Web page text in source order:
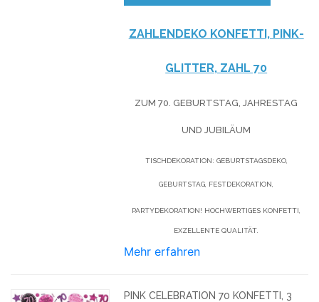
ZAHLENDEKO KONFETTI, PINK-
GLITTER, ZAHL 70
ZUM 70. GEBURTSTAG, JAHRESTAG
UND JUBILÄUM
TISCHDEKORATION: GEBURTSTAGSDEKO,
GEBURTSTAG, FESTDEKORATION,
PARTYDEKORATION! HOCHWERTIGES KONFETTI,
EXZELLENTE QUALITÄT.
Mehr erfahren
PINK CELEBRATION 70 KONFETTI, 3